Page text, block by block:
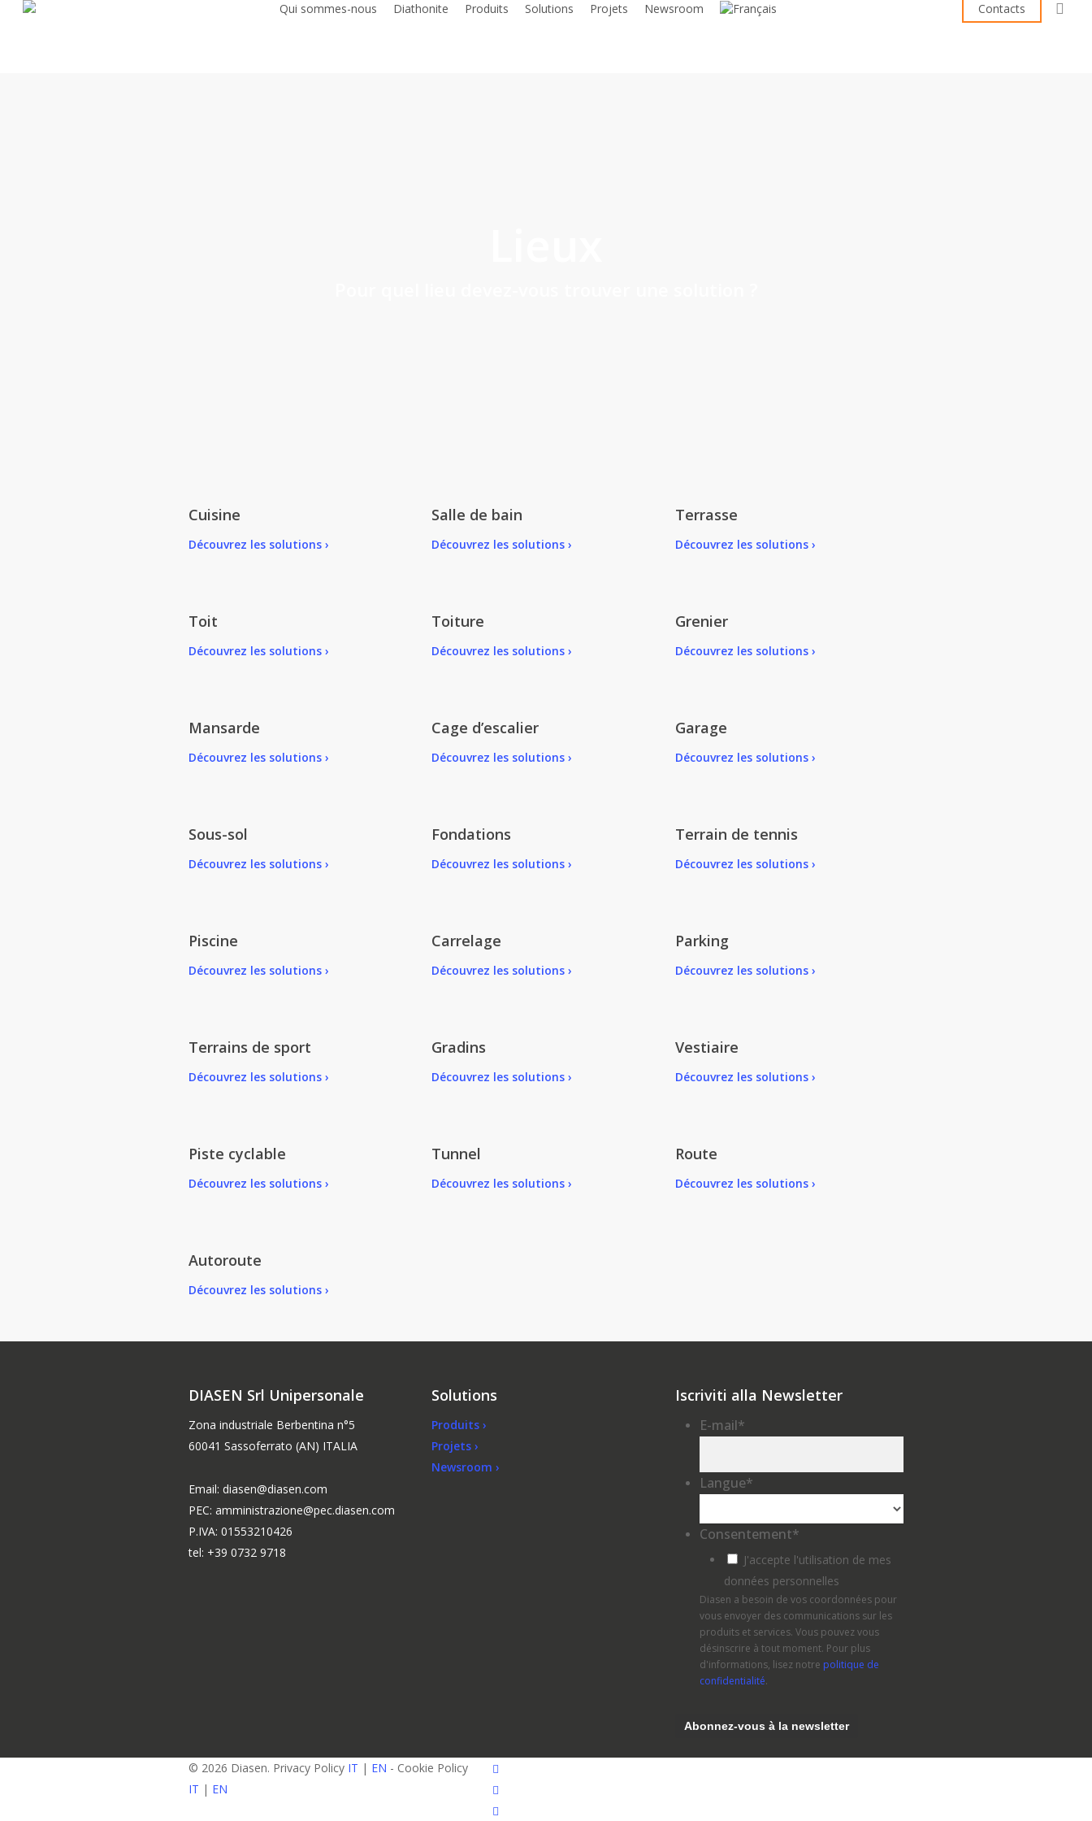
Qui sommes-nous Diathonite Produits Solutions Projets Newsroom Contacts
Cuisine
Découvrez les solutions ›
Salle de bain
Découvrez les solutions ›
Terrasse
Découvrez les solutions ›
Toit
Découvrez les solutions ›
Toiture
Découvrez les solutions ›
Grenier
Découvrez les solutions ›
Mansarde
Découvrez les solutions ›
Cage d’escalier
Découvrez les solutions ›
Garage
Découvrez les solutions ›
Sous-sol
Découvrez les solutions ›
Fondations
Découvrez les solutions ›
Terrain de tennis
Découvrez les solutions ›
Piscine
Découvrez les solutions ›
Carrelage
Découvrez les solutions ›
Parking
Découvrez les solutions ›
Terrains de sport
Découvrez les solutions ›
Gradins
Découvrez les solutions ›
Vestiaire
Découvrez les solutions ›
Piste cyclable
Découvrez les solutions ›
Tunnel
Découvrez les solutions ›
Route
Découvrez les solutions ›
Autoroute
Découvrez les solutions ›
DIASEN Srl Unipersonale
Zona industriale Berbentina n°5
60041 Sassoferrato (AN) ITALIA
Email: diasen@diasen.com
PEC: amministrazione@pec.diasen.com
P.IVA: 01553210426
tel: +39 0732 9718
Solutions
Produits ›
Projets ›
Newsroom ›
Iscriviti alla Newsletter
E-mail*
Langue*
Consentement*
J'accepte l'utilisation de mes
données personnelles
Diasen a besoin de vos coordonnées pour
vous envoyer des communications sur les
produits et services. Vous pouvez vous
désinscrire à tout moment. Pour plus
d'informations, lisez notre politique de
confidentialité.
© 2026 Diasen. Privacy Policy IT | EN - Cookie Policy
IT | EN
facebook
pinterest
linkedin